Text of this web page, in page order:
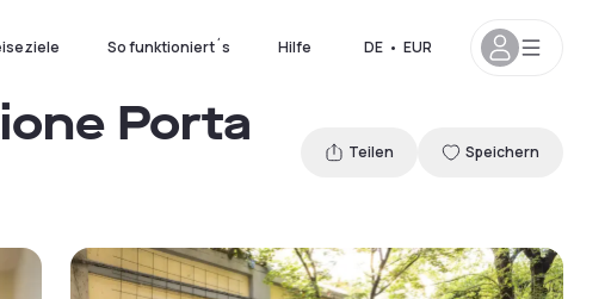
So funktioniert´s Hilfe DE • EUR
Porta
Teilen Speichern